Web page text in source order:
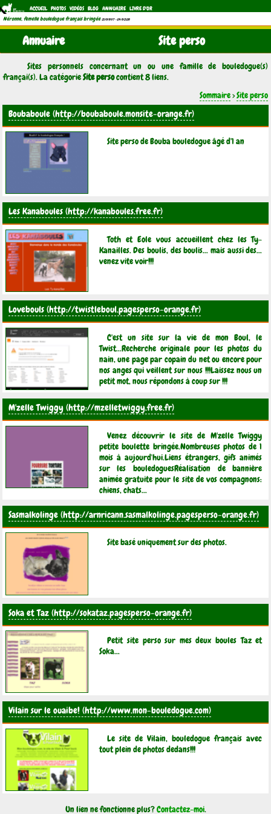
ACCUEIL PHOTOS VIDÉOS BLOG ANNUAIRE LIVRE D'OR
Néronne, femelle bouledogue français bringée (21/11/1997 - 04/11/2011)
Annuaire Site perso
Sites personnels concernant un ou une famille de bouledogue(s)
françai(s). La catégorieSite persocontient 8 liens.
Sommaire>Site perso
Boubaboule
Site perso de Bouba bouledogue âgé d'1 an
Les Kanaboules
Toth et Eole vous accueillent chez les Ty-
Kanailles. Des boulis, des boulis... mais aussi des...
venez vite voir!!!
Lovebouls
C'est un site sur la vie de mon Boul, le
Twist...Recherche originale pour les photos du
nain, une page par copain du net ou encore pour
nos anges qui veillent sur nous !!!Laissez nous un
petit mot, nous répondons à coup sur !!!
M'zelle Twiggy
Venez découvrir le site de M'zelle Twiggy
petite boulette bringée.Nombreuses photos de 1
mois à aujourd'hui.Liens étrangers, gifs animés
sur les bouledoguesRéalisation de bannière
animée gratuite pour le site de vos compagnons:
chiens, chats...
Sasmalkolinge
Site basé uniquement sur des photos.
Soka et Taz
Petit site perso sur mes deux boules Taz et
Soka...
Vilain sur le ouaibe!
Le site de Vilain, bouledogue français avec
tout plein de photos dedans!!!
Un lien ne fonctionne plus?Contactez-moi.